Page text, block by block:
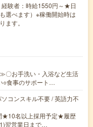
験者：時給1550円～★日
選べます）※稼働開始時は
ます。
〇お手洗い・入浴など生活
○食事のサポート…
コンスキル不要 / 英語力不
名以上採用予定★履歴
翌営業日まで…